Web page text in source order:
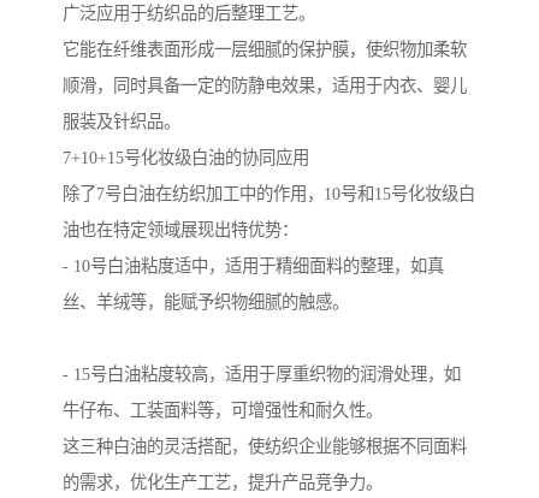
广泛应用于纺织品的后整理工艺。
它能在纤维表面形成一层细腻的保护膜，使织物加柔软
顺滑，同时具备一定的防静电效果，适用于内衣、婴儿
服装及针织品。
7+10+15号化妆级白油的协同应用
除了7号白油在纺织加工中的作用，10号和15号化妆级白
油也在特定领域展现出特优势：
- 10号白油粘度适中，适用于精细面料的整理，如真
丝、羊绒等，能赋予织物细腻的触感。
- 15号白油粘度较高，适用于厚重织物的润滑处理，如
牛仔布、工装面料等，可增强性和耐久性。
这三种白油的灵活搭配，使纺织企业能够根据不同面料
的需求，优化生产工艺，提升产品竞争力。